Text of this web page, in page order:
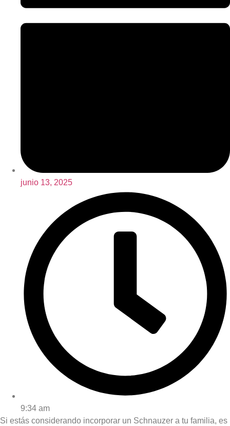
junio 13, 2025
9:34 am
Si estás considerando incorporar un Schnauzer a tu familia, es